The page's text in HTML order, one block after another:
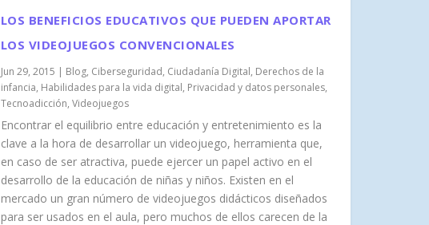
LOS BENEFICIOS EDUCATIVOS QUE PUEDEN APORTAR
LOS VIDEOJUEGOS CONVENCIONALES
Jun 29, 2015 | Blog, Ciberseguridad, Ciudadanía Digital, Derechos de la
infancia, Habilidades para la vida digital, Privacidad y datos personales,
Tecnoadicción, Videojuegos
Encontrar el equilibrio entre educación y entretenimiento es la
clave a la hora de desarrollar un videojuego, herramienta que,
en caso de ser atractiva, puede ejercer un papel activo en el
desarrollo de la educación de niñas y niños. Existen en el
mercado un gran número de videojuegos didácticos diseñados
para ser usados en el aula, pero muchos de ellos carecen de la